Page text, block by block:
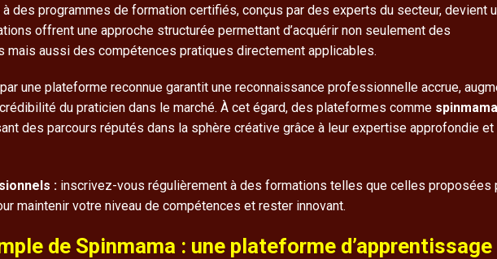
à des programmes de formation certifiés, conçus par des experts du secteur, devient
offrent une approche structurée permettant d’acquérir non seulement des
mais aussi des compétences pratiques directement applicables.
une plateforme reconnue garantit une reconnaissance professionnelle accrue,
du praticien dans le marché. À cet égard, des plateformes comme spinmama
des parcours réputés dans la sphère créative grâce à leur expertise approfondie et
: inscrivez-vous régulièrement à des formations telles que celles proposées
maintenir votre niveau de compétences et rester innovant.
de Spinmama : une plateforme d’apprentissage